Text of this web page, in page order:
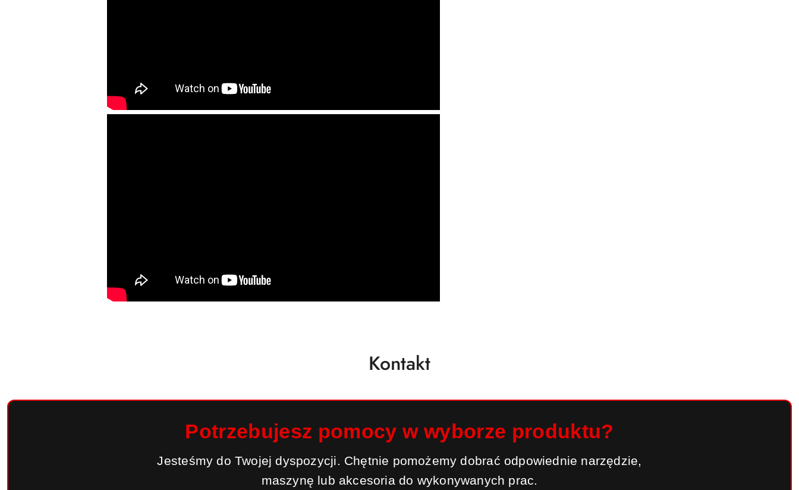
Kontakt
Potrzebujesz pomocy w wyborze produktu?
Jesteśmy do Twojej dyspozycji. Chętnie pomożemy dobrać odpowiednie narzędzie,
maszynę lub akcesoria do wykonywanych prac.